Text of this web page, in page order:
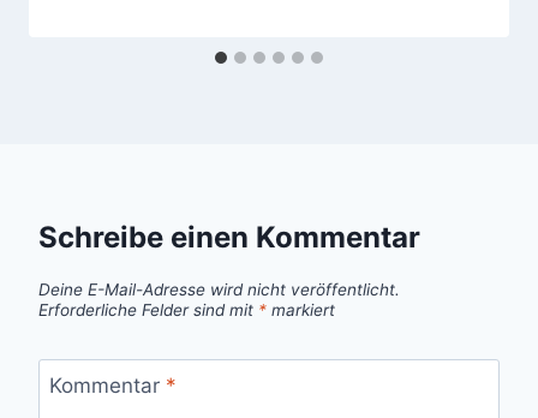
Schreibe einen Kommentar
Deine E-Mail-Adresse wird nicht veröffentlicht.
Erforderliche Felder sind mit * markiert
Kommentar *